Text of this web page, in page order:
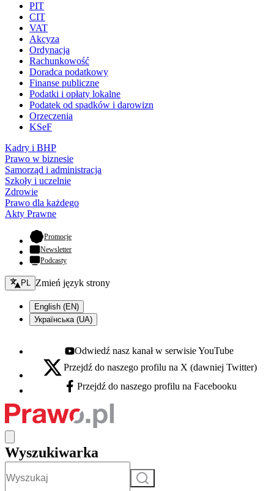
PIT
CIT
VAT
Akcyza
Ordynacja
Rachunkowość
Doradca podatkowy
Finanse publiczne
Podatki i opłaty lokalne
Podatek od spadków i darowizn
Orzeczenia
KSeF
Kadry i BHP
Prawo w biznesie
Samorząd i administracja
Szkoły i uczelnie
Zdrowie
Prawo dla każdego
Akty Prawne
Promocje- otwiera się w nowej karcie
Newsletter
Podcasty
Zmień język - bieżący:
PL Zmień język strony
English (EN)
Українська (UA)
Youtube - otwiera się w nowej karcie
Odwiedź nasz kanał w serwisie YouTube
X - otwiera się w nowej karcie
Przejdź do naszego profilu na X (dawniej Twitter)
Facebook - otwiera się w nowej karcie
Przejdź do naszego profilu na Facebooku
Wyszukiwarka
Szukaj